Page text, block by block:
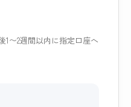
1〜2週間以内に指定口座へ